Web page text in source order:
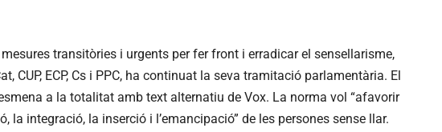
transitòries i urgents per fer front i erradicar el sensellarisme,
CUP, ECP, Cs i PPC, ha continuat la seva tramitació parlamentària. El
a la totalitat amb text alternatiu de Vox. La norma vol “afavorir
la integració, la inserció i l’emancipació” de les persones sense llar.